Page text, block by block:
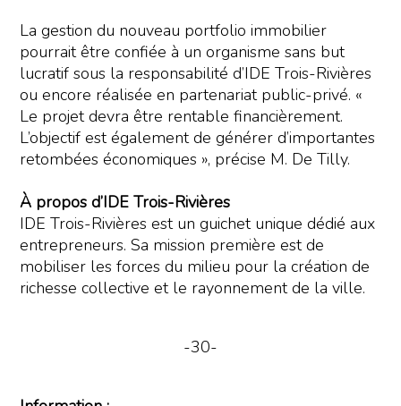
La gestion du nouveau portfolio immobilier
pourrait être confiée à un organisme sans but
lucratif sous la responsabilité d’IDE Trois-Rivières
ou encore réalisée en partenariat public-privé. «
Le projet devra être rentable financièrement.
L’objectif est également de générer d’importantes
retombées économiques », précise M. De Tilly.
À propos d’IDE Trois-Rivières
IDE Trois-Rivières est un guichet unique dédié aux
entrepreneurs. Sa mission première est de
mobiliser les forces du milieu pour la création de
richesse collective et le rayonnement de la ville.
-30-